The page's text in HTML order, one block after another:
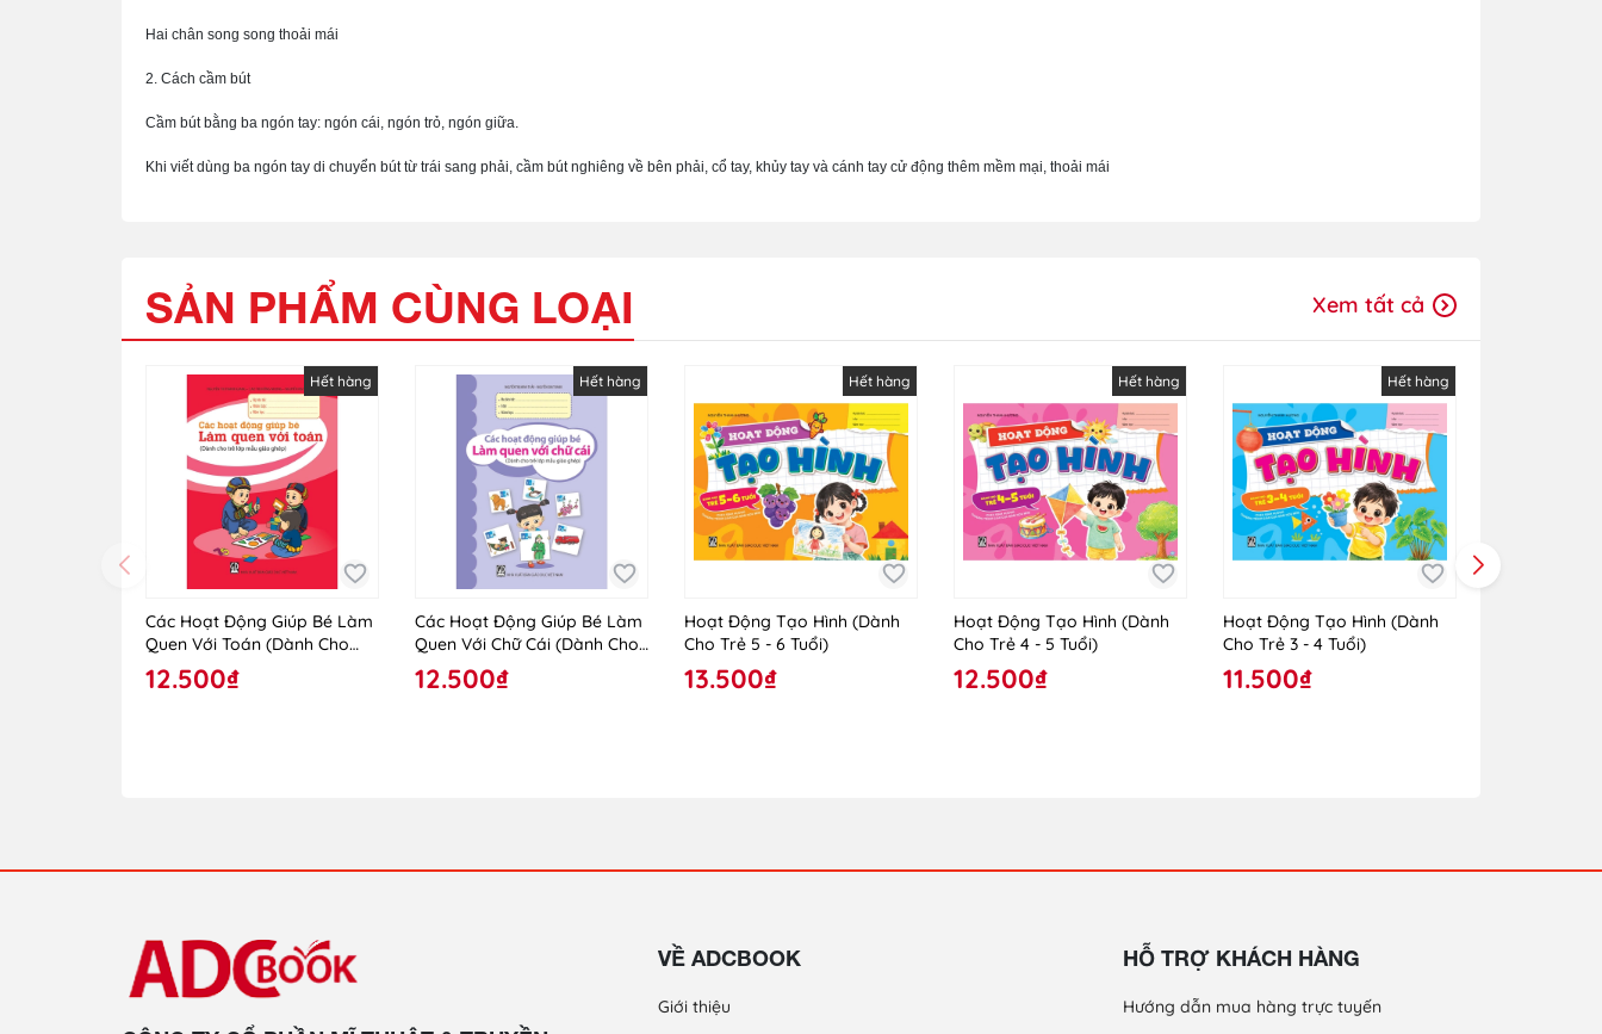
Hai chân song song thoải mái
2. Cách cầm bút
Cầm bút bằng ba ngón tay: ngón cái, ngón trỏ, ngón giữa.
Khi viết dùng ba ngón tay di chuyển bút từ trái sang phải, cầm bút nghiêng về bên phải, cổ tay, khủy tay và cánh tay cử động thêm mềm mại, thoải mái
SẢN PHẨM CÙNG LOẠI Xem tất cả
Hết hàng
Các Hoạt Động Giúp Bé Làm
Quen Với Toán (Dành Cho
Trẻ Lớp Mẫu Giáo Ghép)
12.500₫
Hết hàng
Các Hoạt Động Giúp Bé Làm
Quen Với Chữ Cái (Dành Cho
Trẻ Lớp Mẫu Giáo Ghép)
12.500₫
Hết hàng
Hoạt Động Tạo Hình (Dành
Cho Trẻ 5 - 6 Tuổi)
13.500₫
Hết hàng
Hoạt Động Tạo Hình (Dành
Cho Trẻ 4 - 5 Tuổi)
12.500₫
Hết hàng
Hoạt Động Tạo Hình (Dành
Cho Trẻ 3 - 4 Tuổi)
11.500₫
VỀ ADCBOOK
Giới thiệu
HỖ TRỢ KHÁCH HÀNG
Hướng dẫn mua hàng trực tuyến